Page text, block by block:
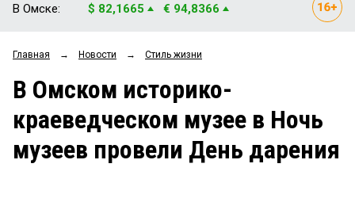
ОБЩЕСТВО
ЗАКОН
НОВОСТИ КОМПАНИЙ
Рейтинги
Блоги
Архив
В Омске: $ 82,1665 € 94,8366
Главная → Новости → Стиль жизни
В Омском историко-
краеведческом музее в Ночь
музеев провели День дарения